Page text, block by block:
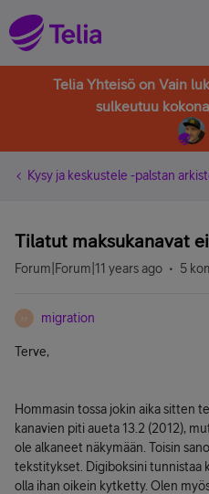
Telia Yhteisö on Vain
sulkeutuu
Kysy ja keskustele -palstan
Tilatut maksukanavat
Forum|Forum|11 years ago 5
M migration
Terve,
Hommasin tossa jokin aika sitten
kanavien piti aueta 13.2 (2012),
ole alkaneet näkymään. Toisin
tekstitykset. Digiboksini tunnistaa
olla ihan oikein kytketty. Olen